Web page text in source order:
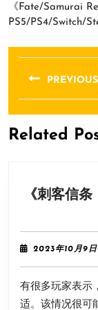
《Fate/Samurai
PS5/PS4/Switch/
文
导
航
PREVIOUS
post:
Related
《刺客信
2023年10月9日
有很多玩家表示
适。该情况很可